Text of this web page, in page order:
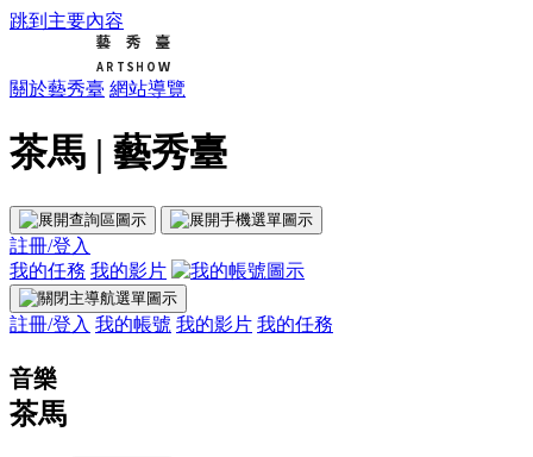
跳到主要內容
關於藝秀臺 網站導覽
茶馬 | 藝秀臺
註冊/登入
我的任務 我的影片
註冊/登入 我的帳號 我的影片 我的任務
音樂
茶馬